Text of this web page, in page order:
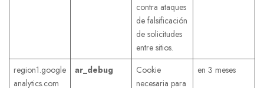
contra ataques
de falsificación
de solicitudes
entre sitios.
region1.google
analytics.com
ar_debug
Cookie
necesaria para
en 3 meses